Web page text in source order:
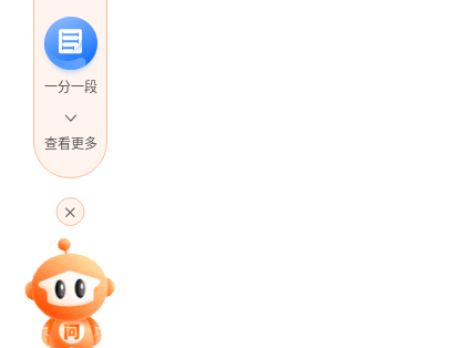
一分一段
专家指导课
查看更多